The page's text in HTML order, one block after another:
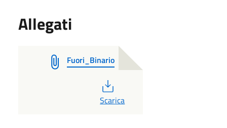
Allegati
Fuori_Binario
PDF
Scarica